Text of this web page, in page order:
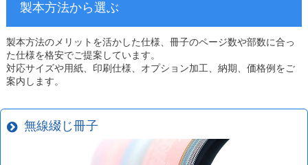
製本方法から選ぶ
製本方法のメリットを活かした仕様、冊子のページ数や部数に合っ
た仕様を格安でご提案しています。
対応サイズや用紙、印刷仕様、オプション加工、納期、価格例をご
案内します。
無線綴じ冊子